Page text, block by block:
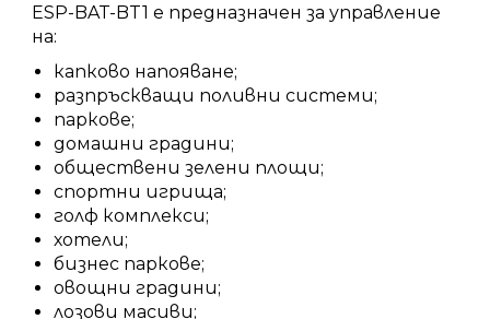
ESP-BAT-BT1 е предназначен за управление
на:
капково напояване;
разпръскващи поливни системи;
паркове;
домашни градини;
обществени зелени площи;
спортни игрища;
голф комплекси;
хотели;
бизнес паркове;
овощни градини;
лозови масиви;